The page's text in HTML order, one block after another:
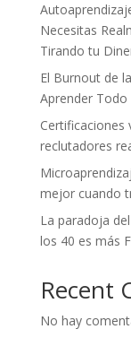
Necesitas
Tirando tu
El Burnout de
Aprender
Certificaciones
reclutadores
mejor cuando
La paradoja
los 40 es más
Recent
No hay